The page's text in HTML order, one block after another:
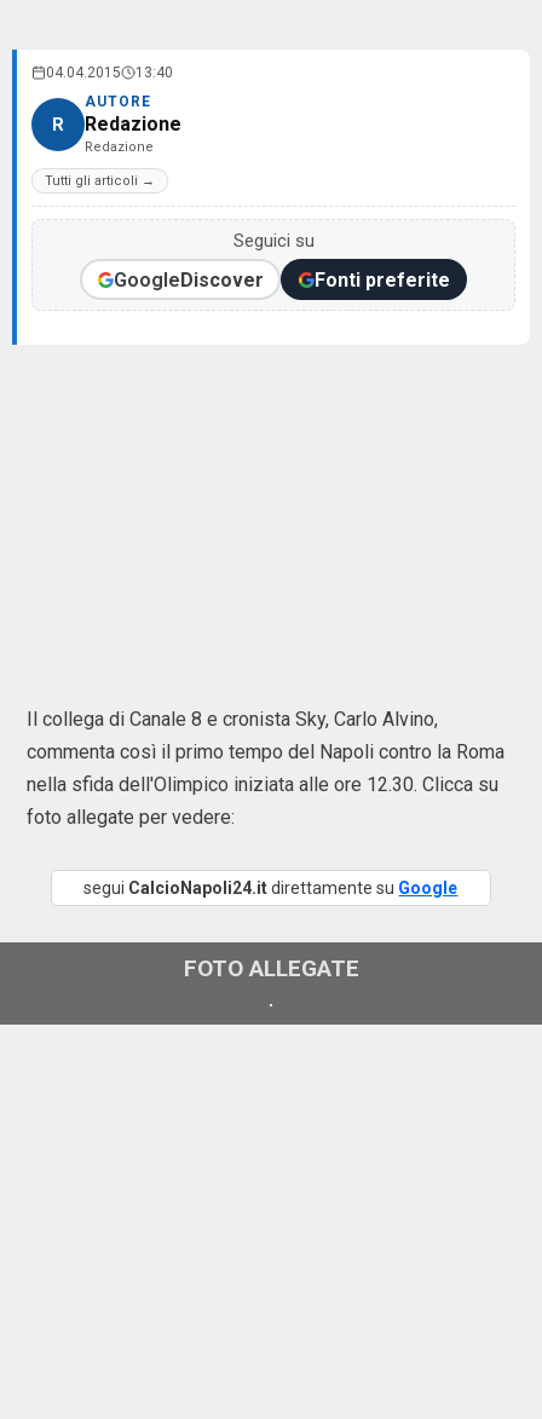
04.04.2015 13:40
R
AUTORE
Redazione
Redazione
Tutti gli articoli →
Seguici su
GoogleDiscover Fonti preferite
Il collega di Canale 8 e cronista Sky, Carlo Alvino,
commenta così il primo tempo del Napoli contro la Roma
nella sfida dell'Olimpico iniziata alle ore 12.30. Clicca su
foto allegate per vedere:
segui CalcioNapoli24.itdirettamente su Google
FOTO ALLEGATE